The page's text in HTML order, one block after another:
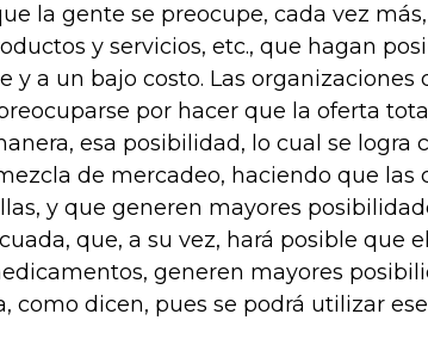
la gente se preocupe, cada vez
y servicios, etc., que hagan
y a un bajo costo. Las organizaciones
por hacer que la oferta total
esa posibilidad, lo cual se logra
de mercadeo, haciendo que las
y que generen mayores
que, a su vez, hará posible que
generen mayores
como dicen, pues se podrá utilizar